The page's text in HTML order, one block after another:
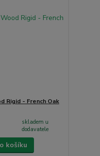
Rigid - French Oak
skladem u
dodavatele
košíku